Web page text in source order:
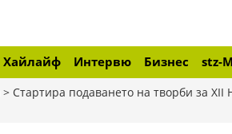
Хайлайф Интервю Бизнес stz-
> Стартира подаването на творби за XII